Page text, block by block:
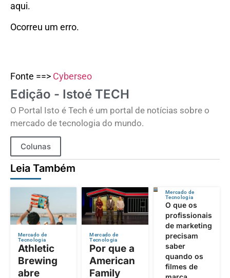
aqui.
Ocorreu um erro.
Fonte ==> Cyberseo
Edição - Istoé TECH
O Portal Isto é Tech é um portal de notícias sobre o
mercado de tecnologia do mundo.
Colunas
Leia Também
Mercado de
Tecnologia
Athletic
Brewing
abre
Mercado de
Tecnologia
Por que a
American
Family
Mercado de
Tecnologia
O que os
profissionais
de marketing
precisam
saber
quando os
filmes de